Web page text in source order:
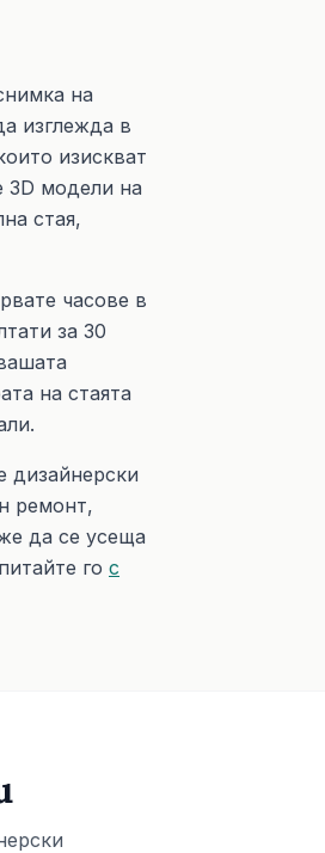
на
изглежда в
изискват
3D модели на
стая,
часове в
за 30
на стаята
дизайнерски
ремонт,
да се усеща
го с